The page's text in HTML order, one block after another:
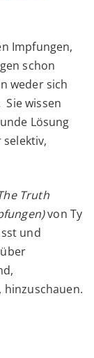
Impfungen,
schon
weder sich
wissen
Lösung
Truth
von Ty
und
hinzuschauen.